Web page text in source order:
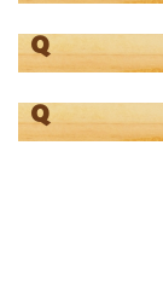
Q
Q